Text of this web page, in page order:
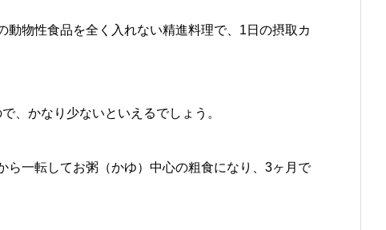
動物性食品を全く入れない精進料理で、1日の摂取カ
、かなり少ないといえるでしょう。
ら一転してお粥（かゆ）中心の粗食になり、3ヶ月で